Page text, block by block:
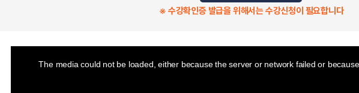
※ 수강확인증 발급을 위해서는 수강신청이 필요합니다
The media could not be loaded, either because the server or network failed or